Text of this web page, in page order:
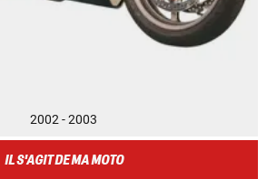
2002 - 2003
IL S'AGIT DE MA MOTO